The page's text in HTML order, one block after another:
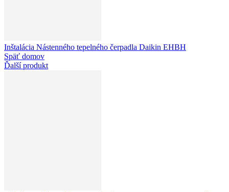
Inštalácia Nástenného tepelného čerpadla Daikin EHBH
Späť domov
Ďalší produkt